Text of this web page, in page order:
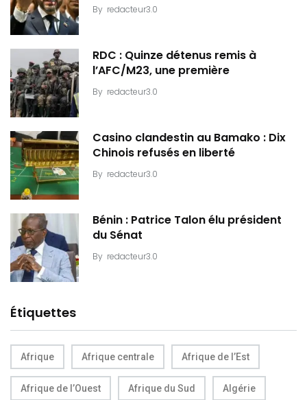
By redacteur3.0
RDC : Quinze détenus remis à
l’AFC/M23, une première
By redacteur3.0
Casino clandestin au Bamako : Dix
Chinois refusés en liberté
By redacteur3.0
Bénin : Patrice Talon élu président
du Sénat
By redacteur3.0
Étiquettes
Afrique Afrique centrale Afrique de l’Est
Afrique de l’Ouest Afrique du Sud Algérie